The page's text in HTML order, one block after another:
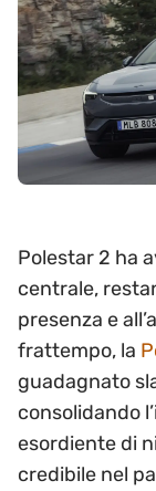
Polestar 2 ha
centrale,
presenza e
frattempo, la
guadagnato
consolidando
esordiente di
credibile nel